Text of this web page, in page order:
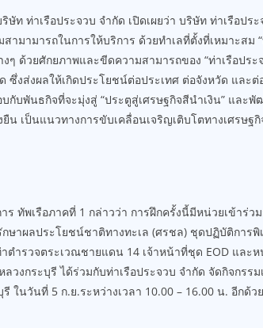
ท ท่าเรือประจวบ จำกัด เปิดเผยว่า บริษัท ท่าเรือปร
มามารถในการให้บริการ ด้วยทำเลที่ตั้งที่เหมาะสม
ด้วยศักยภาพและขีดความสามารถของ “ท่าเรือประ
ซึ่งส่งผลให้เกิดประโยชน์ต่อประเทศ ต่อจังหวัด และต่
กับพันธกิจที่จะมุ่งสู่ “ประตูสู่เศรษฐกิจสีนำเงิน” และ
น เป็นแนวทางการขับเคลื่อนเจริญเติบโตทางเศรษฐ
ร ทัพเรือภาคที่ 1 กล่าวว่า การฝึกครั้งนี้มีหน่วยเข้าร่ว
กษาผลประโยชน์ชาติทางทะเล (ศรชล) ชุดปฏิบัติการ
าตำรวจตระเวณชายแดน 14 เจ้าหน้าที่ชุด EOD และ
วงกระบุรี ได้ร่วมกับท่าเรือประจวบ จำกัด จัดกิจกรร
ในวันที่ 5 ก.ย.ระหว่างเวลา 10.00 – 16.00 น. อีกด้วย